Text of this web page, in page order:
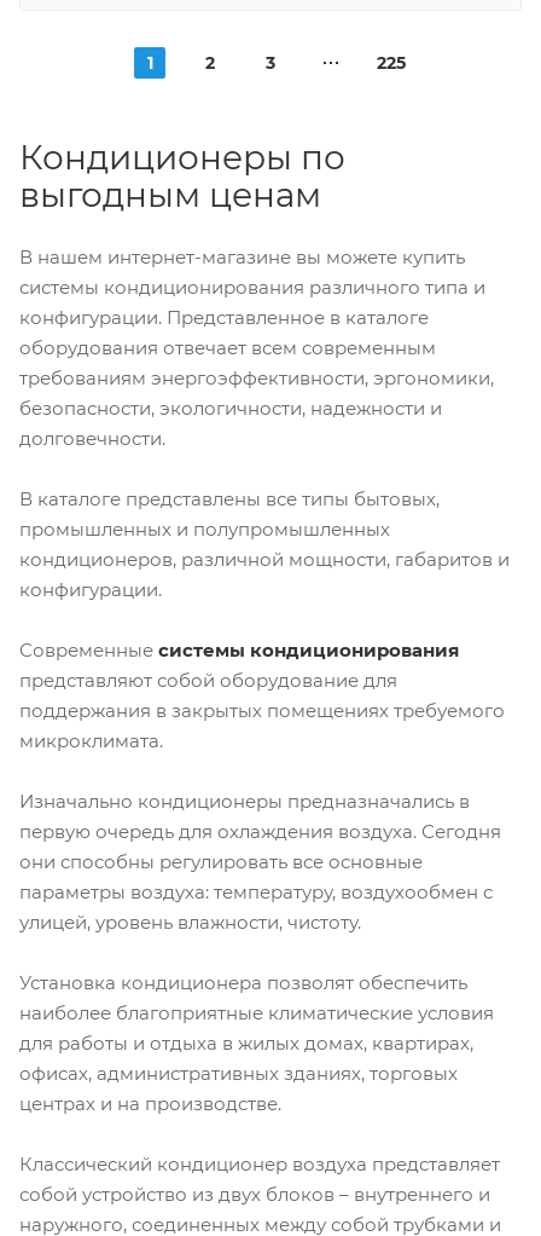
1 2 3 225
Кондиционеры по
выгодным ценам
В нашем интернет-магазине вы можете купить
системы кондиционирования различного типа и
конфигурации. Представленное в каталоге
оборудования отвечает всем современным
требованиям энергоэффективности, эргономики,
безопасности, экологичности, надежности и
долговечности.
В каталоге представлены все типы бытовых,
промышленных и полупромышленных
кондиционеров, различной мощности, габаритов и
конфигурации.
Современные системы кондиционирования
представляют собой оборудование для
поддержания в закрытых помещениях требуемого
микроклимата.
Изначально кондиционеры предназначались в
первую очередь для охлаждения воздуха. Сегодня
они способны регулировать все основные
параметры воздуха: температуру, воздухообмен с
улицей, уровень влажности, чистоту.
Установка кондиционера позволят обеспечить
наиболее благоприятные климатические условия
для работы и отдыха в жилых домах, квартирах,
офисах, административных зданиях, торговых
центрах и на производстве.
Классический кондиционер воздуха представляет
собой устройство из двух блоков – внутреннего и
наружного, соединенных между собой трубками и